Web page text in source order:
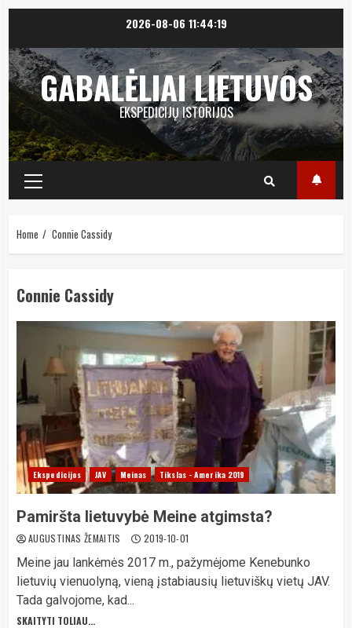
content
2026-08-06 11:44:19
GABALĖLIAI LIETUVOS
EKSPEDICIJŲ ISTORIJOS
Primary
Menu
Home Connie Cassidy
Connie Cassidy
Ekspedicijos JAV Meinas Tikslas - Amerika 2019
Pamiršta lietuvybė Meine atgimsta?
AUGUSTINAS ŽEMAITIS 2019-10-01
Meine jau lankėmės 2017 m., pažymėjome Kenebunko
lietuvių vienuolyną, vieną įstabiausių lietuviškų vietų JAV.
Tada galvojome, kad...
SKAITYTI TOLIAU...